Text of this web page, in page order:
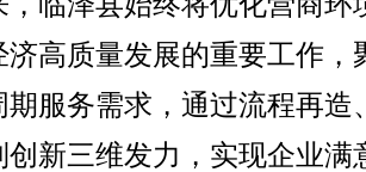
济高质量发展的重要工作，
期服务需求，通过流程再造
创新三维发力，实现企业满